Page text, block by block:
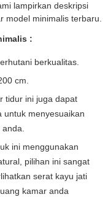
lampirkan deskripsi
model minimalis terbaru.
:
berkualitas.
cm.
tidur ini juga dapat
untuk menyesuaikan
anda.
ini menggunakan
pilihan ini sangat
serat kayu jati
kamar anda